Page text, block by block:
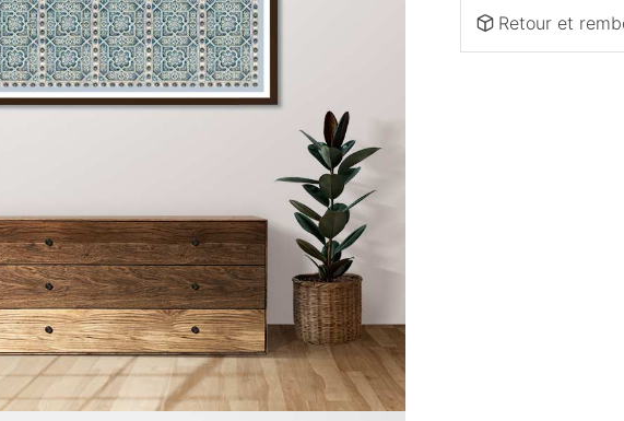
Retour et